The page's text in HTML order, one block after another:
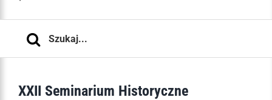
XXII Seminarium Historyczne